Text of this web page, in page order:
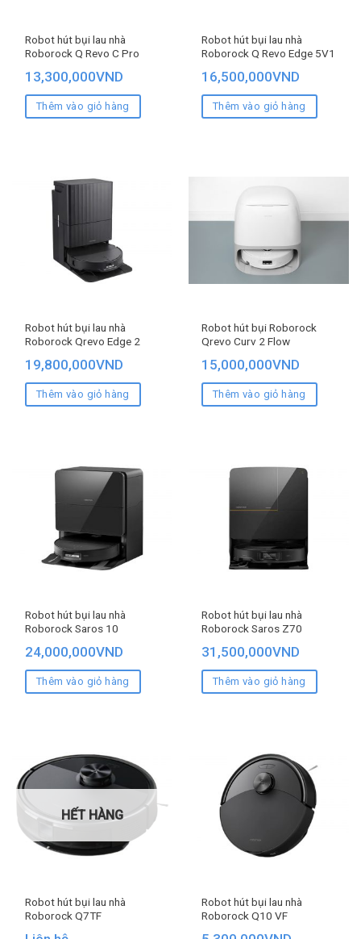
Robot hút bụi lau nhà
Roborock Q Revo C Pro
13,300,000VND
Thêm vào giỏ hàng
Robot hút bụi lau nhà
Roborock Q Revo Edge 5V1
16,500,000VND
Thêm vào giỏ hàng
Robot hút bụi lau nhà
Roborock Qrevo Edge 2
19,800,000VND
Thêm vào giỏ hàng
Robot hút bụi Roborock
Qrevo Curv 2 Flow
15,000,000VND
Thêm vào giỏ hàng
Robot hút bụi lau nhà
Roborock Saros 10
24,000,000VND
Thêm vào giỏ hàng
Robot hút bụi lau nhà
Roborock Saros Z70
31,500,000VND
Thêm vào giỏ hàng
HẾT HÀNG
Robot hút bụi lau nhà
Roborock Q7TF
Robot hút bụi lau nhà
Roborock Q10 VF